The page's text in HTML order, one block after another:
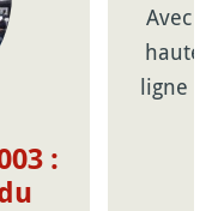
:
Avec
haute
ligne